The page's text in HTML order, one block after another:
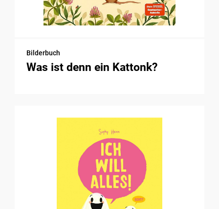
Bilderbuch
Was ist denn ein Kattonk?